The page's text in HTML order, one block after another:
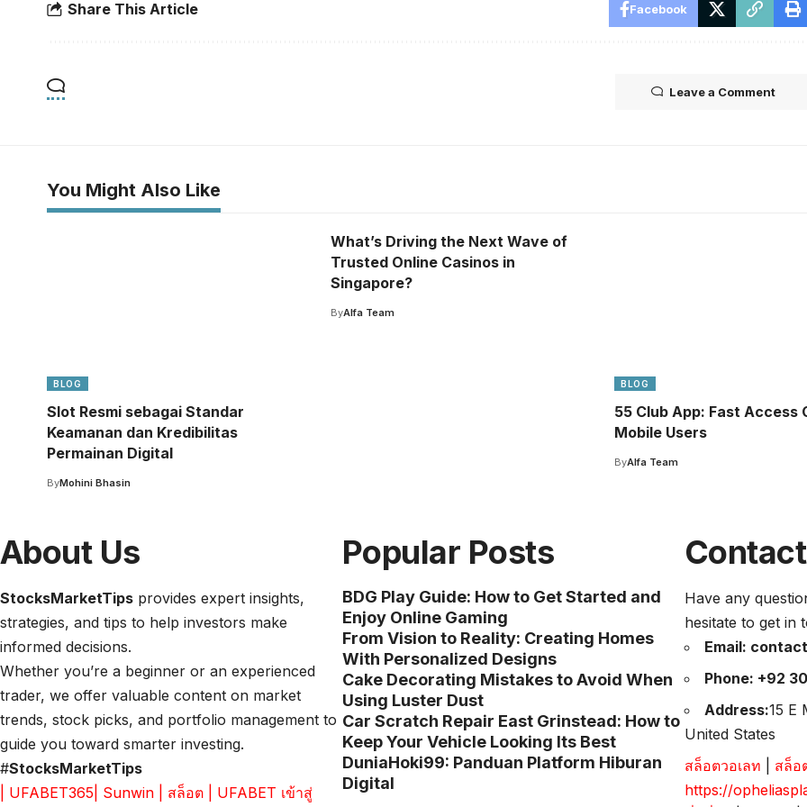
Share This Article Facebook
Leave a Comment
You Might Also Like
BLOG
Slot Resmi sebagai Standar
Keamanan dan Kredibilitas
Permainan Digital
ByMohini Bhasin
What’s Driving the Next Wave of
Trusted Online Casinos in
Singapore?
ByAlfa Team
BLOG
55 Club App: Fast Access
Mobile Users
ByAlfa Team
About Us
StocksMarketTips provides expert insights,
strategies, and tips to help investors make
informed decisions.
Whether you’re a beginner or an experienced
trader, we offer valuable content on market
trends, stock picks, and portfolio management to
guide you toward smarter investing.
#StocksMarketTips
UFABET365 Sunwin สล็อต UFABET เข้าสู่
Popular Posts
BDG Play Guide: How to Get Started and
Enjoy Online Gaming
From Vision to Reality: Creating Homes
With Personalized Designs
Cake Decorating Mistakes to Avoid When
Using Luster Dust
Car Scratch Repair East Grinstead: How to
Keep Your Vehicle Looking Its Best
DuniaHoki99: Panduan Platform Hiburan
Digital
Have any
hesitate to get in
Email:
Phone: +92
Address:15 E
United States
สล็อตวอเลท
สล็อ
https://